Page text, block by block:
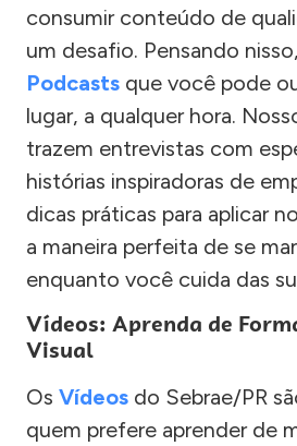
consumir conteúdo de
um desafio. Pensando
Podcasts que você pode
lugar, a qualquer hora.
trazem entrevistas com
histórias inspiradoras de
dicas práticas para aplicar
a maneira perfeita de se
enquanto você cuida das
Vídeos: Aprenda de
Visual
Os Vídeos do Sebrae/PR
quem prefere aprender de